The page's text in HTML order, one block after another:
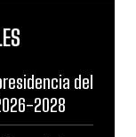
del
2028